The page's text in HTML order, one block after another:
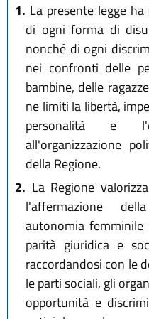
1. La presente legge
di ogni forma di
nonché di ogni
nei confronti delle
bambine, delle
ne limiti la libertà,
personalità e
all'organizzazione
della Regione.
2. La Regione
l'affermazione
autonomia
parità giuridica e
raccordandosi con le
le parti sociali, gli
opportunità e